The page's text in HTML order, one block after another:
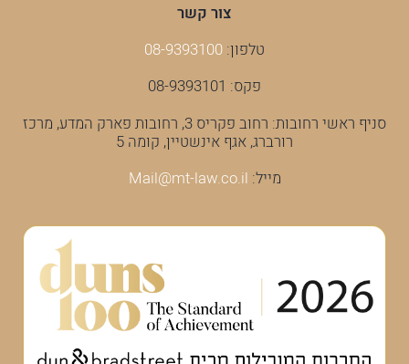
צור קשר
טלפון: 08-9393100
פקס: 08-9393101
סניף ראשי רחובות: רחוב פקריס 3, רחובות פארק המדע, מרכז
רורברג, אגף אינשטיין, קומה 5
מייל: Mail@mt-law.co.il